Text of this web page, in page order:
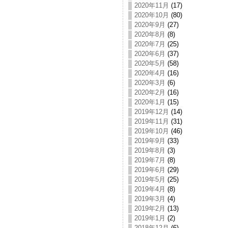
2020年11月 (17)
2020年10月 (80)
2020年9月 (27)
2020年8月 (8)
2020年7月 (25)
2020年6月 (37)
2020年5月 (58)
2020年4月 (16)
2020年3月 (6)
2020年2月 (16)
2020年1月 (15)
2019年12月 (14)
2019年11月 (31)
2019年10月 (46)
2019年9月 (33)
2019年8月 (3)
2019年7月 (8)
2019年6月 (29)
2019年5月 (25)
2019年4月 (8)
2019年3月 (4)
2019年2月 (13)
2019年1月 (2)